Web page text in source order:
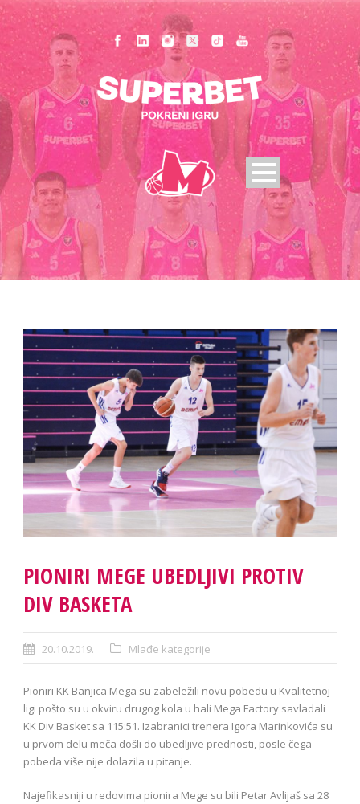
PIONIRI MEGE UBEDLJIVI PROTIV
DIV BASKETA
20.10.2019. Mlađe kategorije
Pioniri KK Banjica Mega su zabeležili novu pobedu u Kvalitetnoj
ligi pošto su u okviru drugog kola u hali Mega Factory savladali
KK Div Basket sa 115:51. Izabranici trenera Igora Marinkovića su
u prvom delu meča došli do ubedljive prednosti, posle čega
pobeda više nije dolazila u pitanje.
Najefikasniji u redovima pionira Mege su bili Petar Avlijaš sa 28